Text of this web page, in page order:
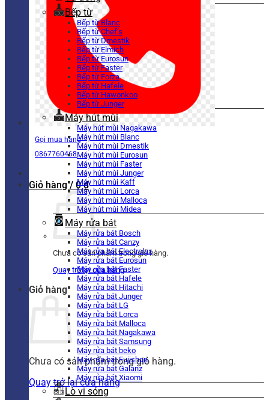
Gọi mua hàng
0867760468
Giỏ hàng / 0₫
Chưa có sản phẩm trong giỏ hàng.
Quay trở lại cửa hàng
Giỏ hàng
Chưa có sản phẩm trong giỏ hàng.
Quay trở lại cửa hàng
Bếp từ
Bếp từ Blanc
Bếp từ Chef’s
Bếp từ Dmestik
Bếp từ Elmich
Bếp từ Eurosun
Bếp từ Faster
Bếp từ Forza
Bếp từ Hafele
Bếp từ Hawonkoo
Bếp từ Junger
Máy hút mùi
Máy hút mùi Nagakawa
Máy hút mùi Blanc
Máy hút mùi Dmestik
Máy hút mùi Eurosun
Máy hút mùi Faster
Máy hút mùi Junger
Máy hút mùi Kaff
Máy hút mùi Lorca
Máy hút mùi Malloca
Máy hút mùi Midea
Máy rửa bát
Máy rửa bát Bosch
Máy rửa bát Canzy
Máy rửa bát Electrolux
Máy rửa bát Eurosun
Máy rửa bát Faster
Máy rửa bát Hafele
Máy rửa bát Hitachi
Máy rửa bát Junger
Máy rửa bát LG
Máy rửa bát Lorca
Máy rửa bát Malloca
Máy rửa bát Nagakawa
Máy rửa bát Samsung
Máy rửa bát beko
Máy rửa bát Fujishan
Máy rửa bát Galanz
Máy rửa bát Xiaomi
Lò vi sóng